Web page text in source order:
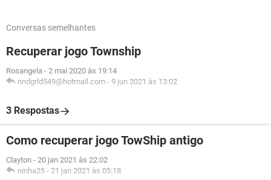
Conversas semelhantes
Recuperar jogo Township
Rosangela - 2 mai 2020 às 19:14
nndgrld549@hotmail.com - 9 jun 2021 às 13:02
3 Respostas
Como recuperar jogo TowShip antigo
Clayton - 20 jan 2021 às 22:02
ninha25 - 21 jan 2021 às 05:18